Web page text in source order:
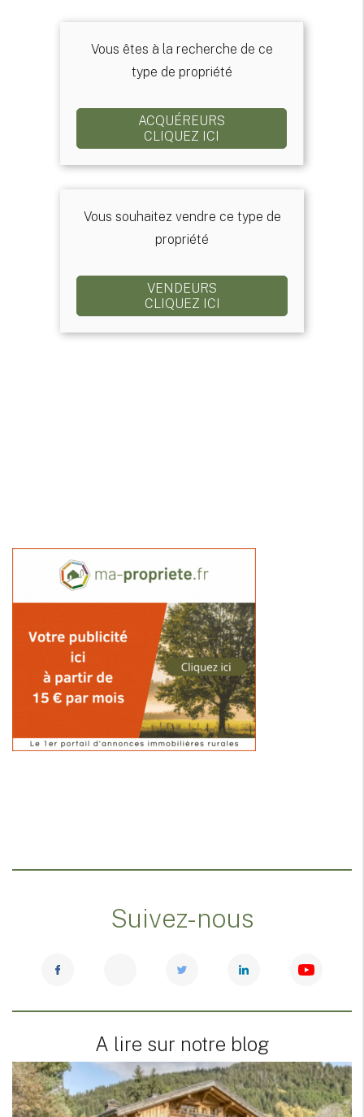
Vous êtes à la recherche de ce
type de propriété
ACQUÉREURS
CLIQUEZ ICI
Vous souhaitez vendre ce type de
propriété
VENDEURS
CLIQUEZ ICI
Suivez-nous
A lire sur notre blog